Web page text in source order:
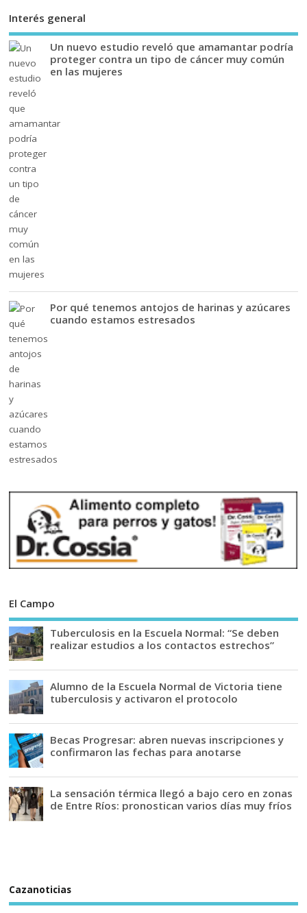
Interés general
Un nuevo estudio reveló que amamantar podría
proteger contra un tipo de cáncer muy común
en las mujeres
Por qué tenemos antojos de harinas y azúcares
cuando estamos estresados
El Campo
Tuberculosis en la Escuela Normal: “Se deben
realizar estudios a los contactos estrechos”
Alumno de la Escuela Normal de Victoria tiene
tuberculosis y activaron el protocolo
Becas Progresar: abren nuevas inscripciones y
confirmaron las fechas para anotarse
La sensación térmica llegó a bajo cero en zonas
de Entre Ríos: pronostican varios días muy fríos
Cazanoticias